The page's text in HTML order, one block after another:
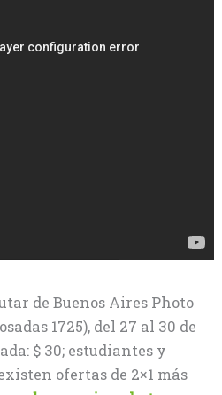
de Buenos Aires Photo
1725), del 27 al 30 de
$ 30; estudiantes y
ofertas de 2×1 más